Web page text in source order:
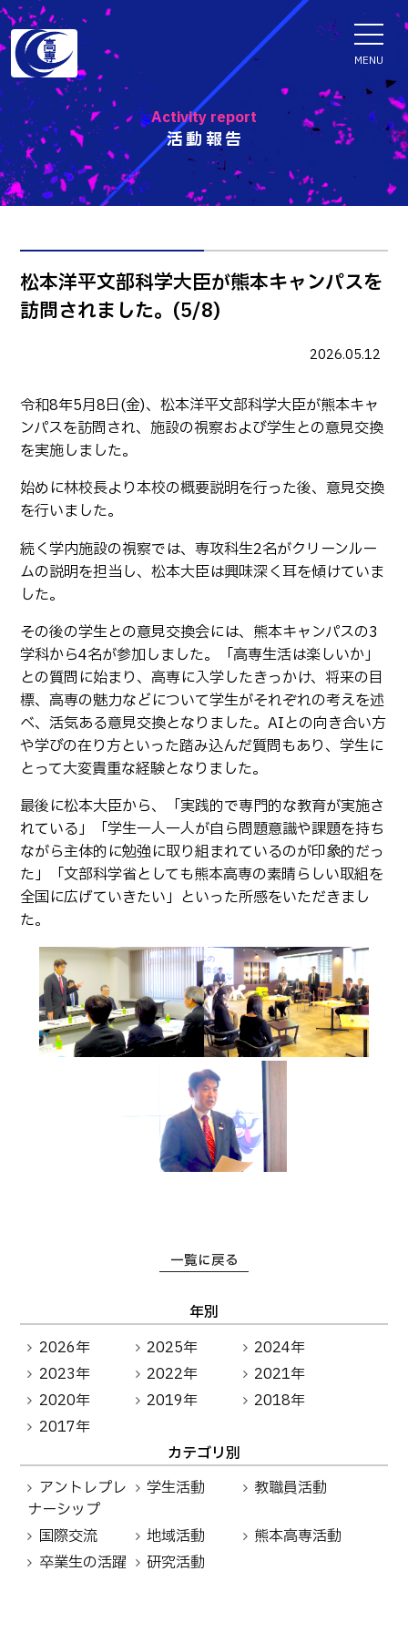
活動報告
Activity report
松本洋平文部科学大臣が熊本キャンパスを
訪問されました。(5/8)
2026.05.12
令和8年5月8日(金)、松本洋平文部科学大臣が熊本キャ
ンパスを訪問され、施設の視察および学生との意見交換
を実施しました。
始めに林校長より本校の概要説明を行った後、意見交換
を行いました。
続く学内施設の視察では、専攻科生2名がクリーンルー
ムの説明を担当し、松本大臣は興味深く耳を傾けていま
した。
その後の学生との意見交換会には、熊本キャンパスの3
学科から4名が参加しました。「高専生活は楽しいか」
との質問に始まり、高専に入学したきっかけ、将来の目
標、高専の魅力などについて学生がそれぞれの考えを述
べ、活気ある意見交換となりました。AIとの向き合い方
や学びの在り方といった踏み込んだ質問もあり、学生に
とって大変貴重な経験となりました。
最後に松本大臣から、「実践的で専門的な教育が実施さ
れている」「学生一人一人が自ら問題意識や課題を持ち
ながら主体的に勉強に取り組まれているのが印象的だっ
た」「文部科学省としても熊本高専の素晴らしい取組を
全国に広げていきたい」といった所感をいただきまし
た。
一覧に戻る
年別
2026年
2025年
2024年
2023年
2022年
2021年
2020年
2019年
2018年
2017年
カテゴリ別
アントレプレ
ナーシップ
学生活動 教職員活動
国際交流 地域活動
熊本高専活動
卒業生の活躍
研究活動
MENU
ENGLISH
学科・専攻科
電子情報学系学科
知能制御情報工学科
情報工学科
融合・複合工学系学科
生物化学システム工学科
基幹教育科
専攻科
電子情報システム工学専攻
生産システム工学専攻
入試情報
入試速報
Webオープンキャンパス
オープンキャンパス等
入学料および授業料
熊本高専が運用するWebサイト・SNS・動画チャネ
ル等
イベント
学校概要
教員紹介
学生生活
パンフレット・紹介動画
国際交流
受賞等
活動報告
キャリア関係
情報セキュリティ
図書館
アントレプレナーシップ
公開情報
その他
転職・Uターン就職
お問い合わせ
在校生・保護者の方へ
卒業生の方へ
教職員向け